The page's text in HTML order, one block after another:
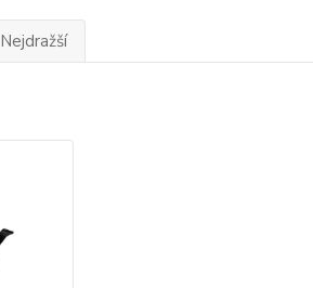
Nejdražší